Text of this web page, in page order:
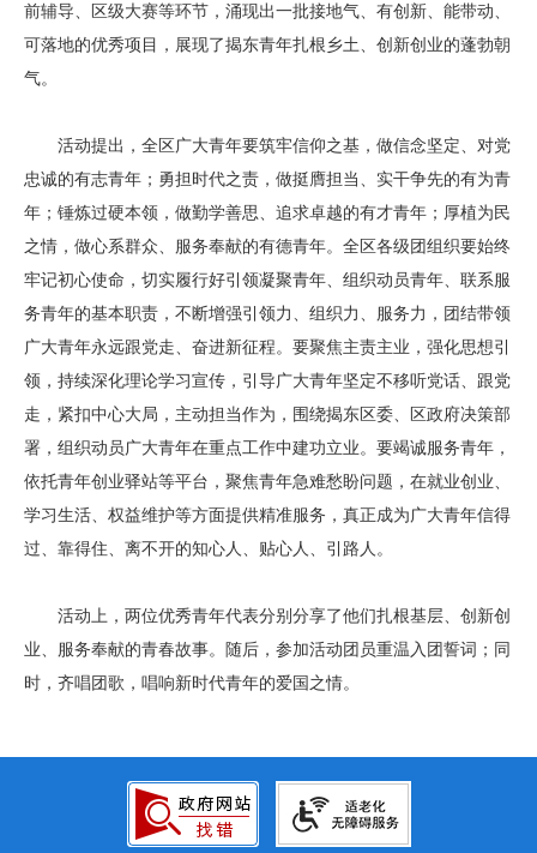
前辅导、区级大赛等环节，涌现出一批接地气、有创新、能带动、
可落地的优秀项目，展现了揭东青年扎根乡土、创新创业的蓬勃朝
气。
活动提出，全区广大青年要筑牢信仰之基，做信念坚定、对党
忠诚的有志青年；勇担时代之责，做挺膺担当、实干争先的有为青
年；锤炼过硬本领，做勤学善思、追求卓越的有才青年；厚植为民
之情，做心系群众、服务奉献的有德青年。全区各级团组织要始终
牢记初心使命，切实履行好引领凝聚青年、组织动员青年、联系服
务青年的基本职责，不断增强引领力、组织力、服务力，团结带领
广大青年永远跟党走、奋进新征程。要聚焦主责主业，强化思想引
领，持续深化理论学习宣传，引导广大青年坚定不移听党话、跟党
走，紧扣中心大局，主动担当作为，围绕揭东区委、区政府决策部
署，组织动员广大青年在重点工作中建功立业。要竭诚服务青年，
依托青年创业驿站等平台，聚焦青年急难愁盼问题，在就业创业、
学习生活、权益维护等方面提供精准服务，真正成为广大青年信得
过、靠得住、离不开的知心人、贴心人、引路人。
活动上，两位优秀青年代表分别分享了他们扎根基层、创新创
业、服务奉献的青春故事。随后，参加活动团员重温入团誓词；同
时，齐唱团歌，唱响新时代青年的爱国之情。